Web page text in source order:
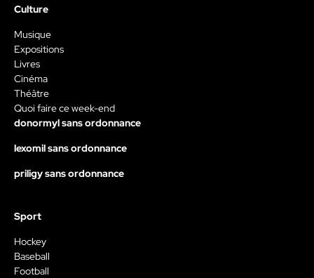
Culture
Musique
Expositions
Livres
Cinéma
Théâtre
Quoi faire ce week-end
donormyl sans ordonnance
lexomil sans ordonnance
priligy sans ordonnance
Sport
Hockey
Baseball
Football